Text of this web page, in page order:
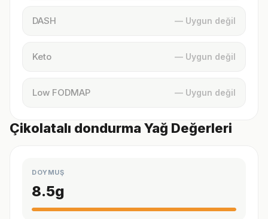
DASH — Uygun değil
Keto — Uygun değil
Low FODMAP — Uygun değil
Çikolatalı dondurma Yağ Değerleri
DOYMUŞ
8.5g